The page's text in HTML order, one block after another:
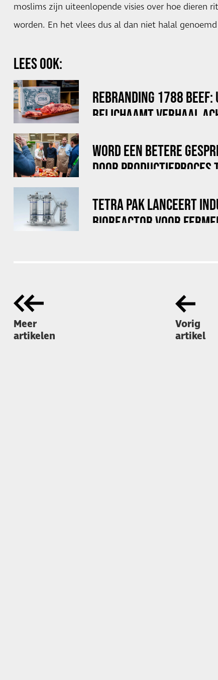
moslims zijn uiteenlopende visies over hoe dieren
worden. En het vlees dus al dan niet halal
LEES OOK:
REBRANDING 1788 BEEF:
BELICHAAMT VERHAAL
WORD EEN BETERE
DOOR PRODUCTIEPROCES
TETRA PAK LANCEERT
BIOREACTOR VOOR
Meer
artikelen
Vorig
artikel